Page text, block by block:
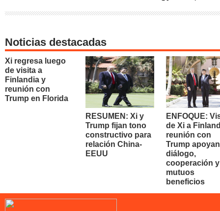
Noticias destacadas
Xi regresa luego
de visita a
Finlandia y
reunión con
Trump en Florida
RESUMEN: Xi y
Trump fijan tono
constructivo para
relación China-
EEUU
ENFOQUE:
de Xi a
reunión con
Trump apoyan
diálogo,
cooperación y
mutuos
beneficios